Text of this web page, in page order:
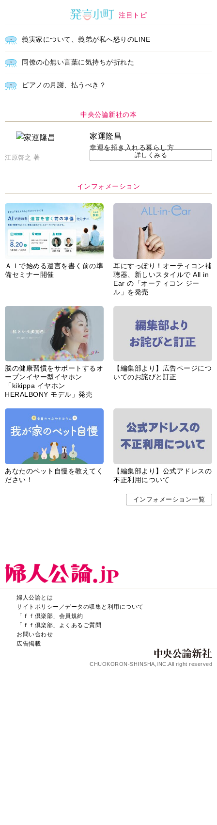
注目トピ
義実家について、義弟が私へ怒りのLINE
同僚の心無い言葉に気持ちが折れた
ピアノの月謝、払うべき？
中央公論新社の本
家運隆昌
幸運を招き入れる暮らし方
江原啓之 著 詳しくみる
インフォメーション
ＡＩで始める遺言を書く前の準
備セミナー開催
耳にすっぽり！オーティコン補
聴器、新しいスタイルで All in
Ear の「オーティコン ジー
ル」を発売
脳の健康習慣をサポートするオ
ープンイヤー型イヤホン
「kikippa イヤホン
HERALBONY モデル」発売
【編集部より】広告ページにつ
いてのお詫びと訂正
あなたのペット自慢を教えてく
ださい！
【編集部より】公式アドレスの
不正利用について
インフォメーション一覧
婦人公論とは
サイトポリシー／データの収集と利用について
「ｆｆ倶楽部」会員規約
「ｆｆ倶楽部」よくあるご質問
お問い合わせ
広告掲載
CHUOKORON-SHINSHA,INC.All right reserved